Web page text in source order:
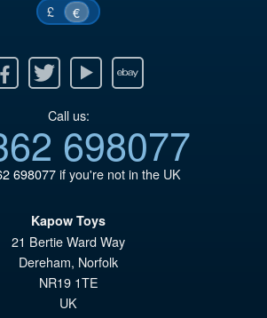
£ €
Youtube Ebay
Call us:
698077
698077if you're not in the UK
Kapow Toys
21 Bertie Ward Way
Dereham, Norfolk
NR19 1TE
UK